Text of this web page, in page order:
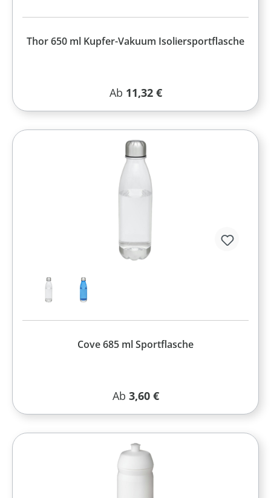
Thor 650 ml Kupfer-Vakuum Isoliersportflasche
Regulärer Preis:
Ab 11,32 €
Cove 685 ml Sportflasche
Regulärer Preis:
Ab 3,60 €